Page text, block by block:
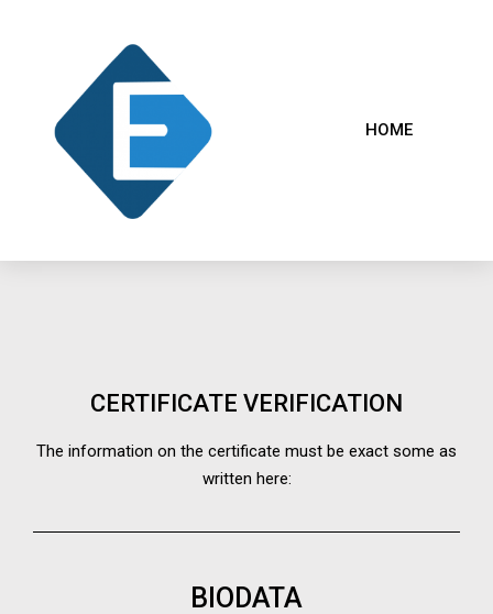
HOME
CERTIFICATE VERIFICATION
The information on the certificate must be exact some as
written here:
BIODATA